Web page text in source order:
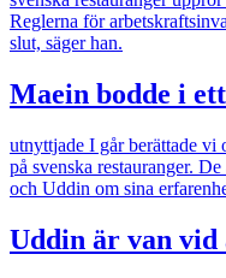
Reglerna för
slut, säger han.
Maein bodde i
utnyttjade I går berättade vi
på svenska restauranger.
och Uddin om sina
Uddin är van